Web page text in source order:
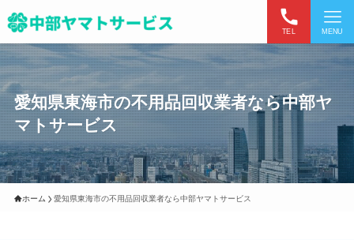
TEL MENU
愛知県東海市の不用品回収業者なら中部ヤ
マトサービス
ホーム 愛知県東海市の不用品回収業者なら中部ヤマトサービス